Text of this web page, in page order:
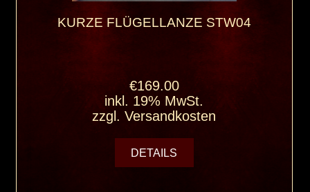
KURZE FLÜGELLANZE STW04
€169.00
inkl. 19% MwSt.
zzgl.Versandkosten
DETAILS